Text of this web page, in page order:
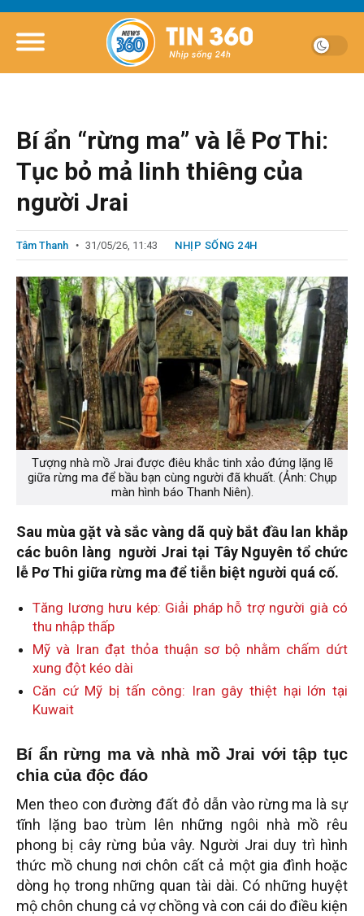
Bí ẩn “rừng ma” và lễ Pơ Thi:
Tục bỏ mả linh thiêng của
người Jrai
Tâm Thanh 31/05/26, 11:43 NHỊP SỐNG 24H
Tượng nhà mồ Jrai được điêu khắc tinh xảo đứng lặng lẽ
giữa rừng ma để bầu bạn cùng người đã khuất. (Ảnh: Chụp
màn hình báo Thanh Niên).
Sau mùa gặt và sắc vàng dã quỳ bắt đầu lan khắp
các buôn làng người Jrai tại Tây Nguyên tổ chức
lễ Pơ Thi giữa rừng ma để tiễn biệt người quá cố.
Tăng lương hưu kép: Giải pháp hỗ trợ người già có
thu nhập thấp
Mỹ và Iran đạt thỏa thuận sơ bộ nhằm chấm dứt
xung đột kéo dài
Căn cứ Mỹ bị tấn công: Iran gây thiệt hại lớn tại
Kuwait
Bí ẩn rừng ma và nhà mồ Jrai với tập tục
chia của độc đáo
Men theo con đường đất đỏ dẫn vào rừng ma là sự
tĩnh lặng bao trùm lên những ngôi nhà mồ rêu
phong bị cây rừng bủa vây. Người Jrai duy trì hình
thức mồ chung nơi chôn cất cả một gia đình hoặc
dòng họ trong những quan tài dài. Có những huyệt
mộ chôn chung cả vợ chồng và con cái do điều kiện